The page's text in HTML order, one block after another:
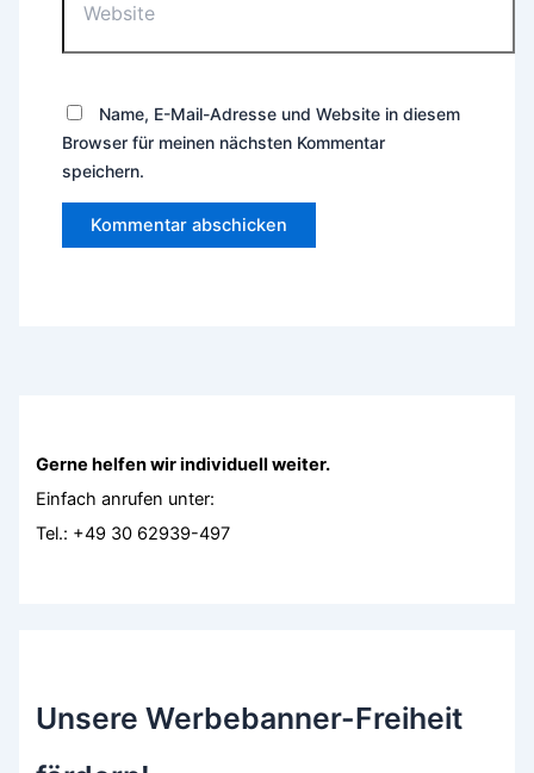
Name, E-Mail-Adresse und Website in diesem
Browser für meinen nächsten Kommentar
speichern.
Gerne helfen wir individuell weiter.
Einfach anrufen unter:
Tel.: +49 30 62939-497
Unsere Werbebanner-Freiheit